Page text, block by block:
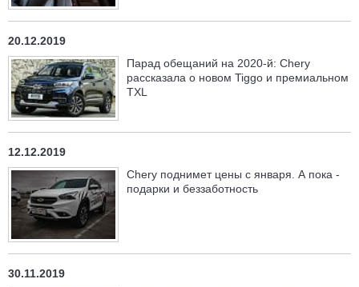
20.12.2019
Парад обещаний на 2020-й: Chery
рассказала о новом Tiggo и премиальном
TXL
12.12.2019
Chery поднимет цены с января. А пока -
подарки и беззаботность
30.11.2019